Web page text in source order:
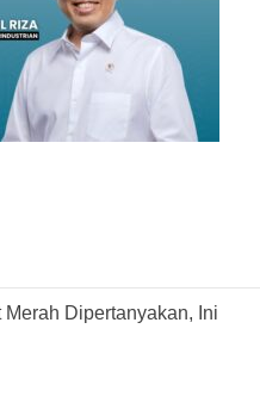
Dipertanyakan, Ini